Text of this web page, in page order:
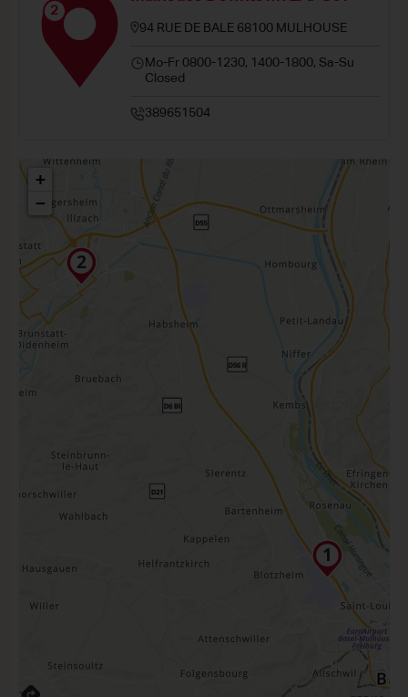
2
94 RUE DE BALE 68100 MULHOUSE
Mo-Fr 0800-1230, 1400-1800, Sa-Su
Closed
389651504
+
−